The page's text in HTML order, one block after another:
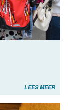
LEES MEER